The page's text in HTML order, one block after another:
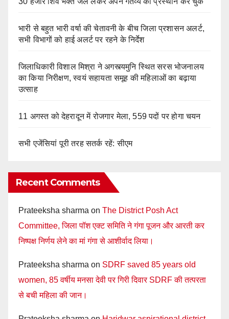
भारी से बहुत भारी वर्षा की चेतावनी के बीच जिला प्रशासन अलर्ट,
सभी विभागों को हाई अलर्ट पर रहने के निर्देश
जिलाधिकारी विशाल मिश्रा ने अगस्त्यमुनि स्थित सरस भोजनालय
का किया निरीक्षण, स्वयं सहायता समूह की महिलाओं का बढ़ाया
उत्साह
11 अगस्त को देहरादून में रोजगार मेला, 559 पदों पर होगा चयन
सभी एजेंसियां पूरी तरह सतर्क रहें: सीएम
Recent Comments
Prateeksha sharma on The District Posh Act
Committee, जिला पॉश एक्ट समिति ने गंगा पूजन और आरती कर
निष्पक्ष निर्णय लेने का मां गंगा से आशीर्वाद लिया।
Prateeksha sharma on SDRF saved 85 years old
women, 85 वर्षीय मनसा देवी पर गिरी दिवार SDRF की तत्परता
से बची महिला की जान।